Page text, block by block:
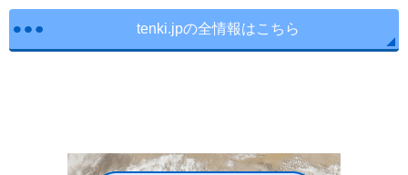
tenki.jpの全情報はこちら